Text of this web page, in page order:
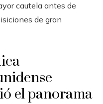
cautela antes de
de gran
el panorama